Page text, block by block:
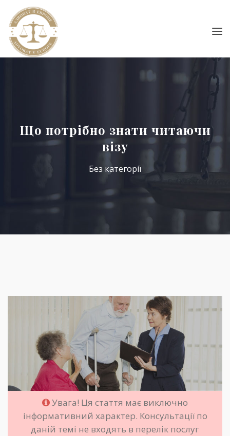
Що потрібно знати читаючи
візу
Без категорії
Увага! Ця стаття має виключно
інформативний характер. Консультації по
даній темі не входять в перелік послуг